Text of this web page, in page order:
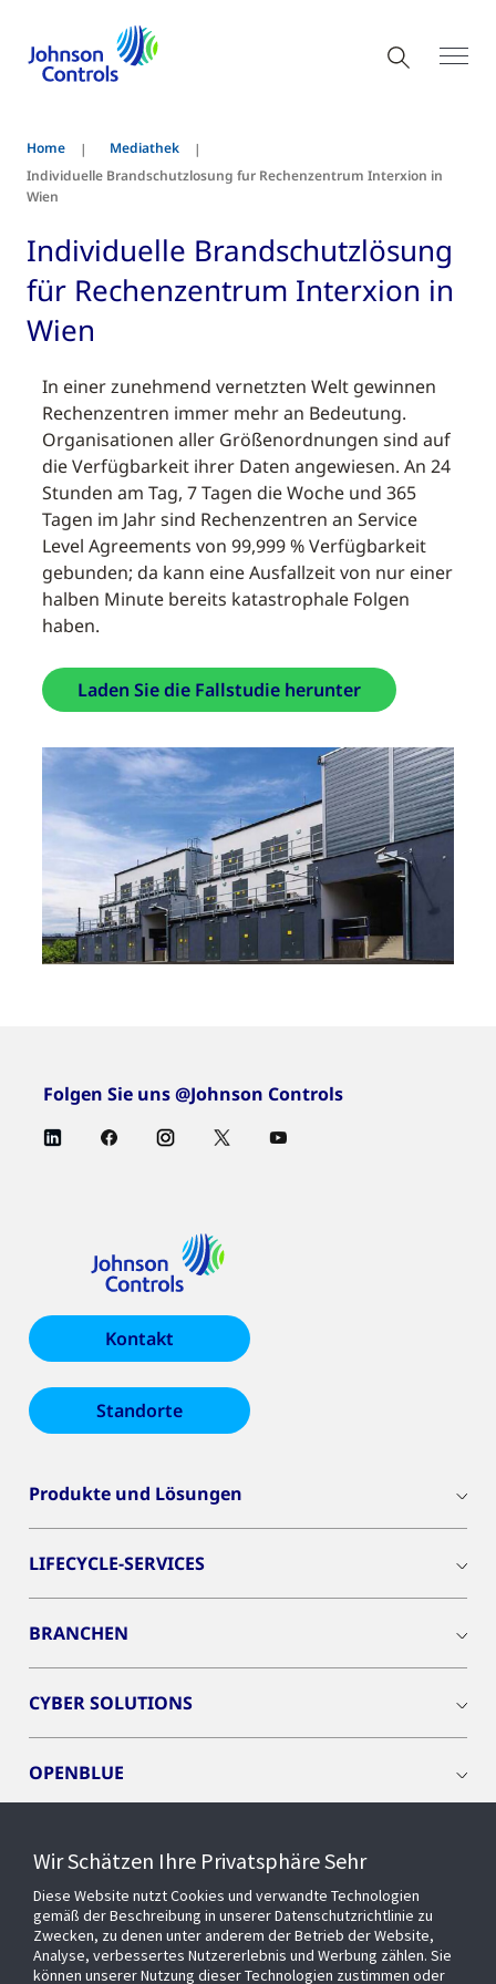
Home
Mediathek
Individuelle Brandschutzlosung fur Rechenzentrum Interxion in
Wien
Individuelle Brandschutzlösung
für Rechenzentrum Interxion in
Wien
In einer zunehmend vernetzten Welt gewinnen
Rechenzentren immer mehr an Bedeutung.
Organisationen aller Größenordnungen sind auf
die Verfügbarkeit ihrer Daten angewiesen. An 24
Stunden am Tag, 7 Tagen die Woche und 365
Tagen im Jahr sind Rechenzentren an Service
Level Agreements von 99,999 % Verfügbarkeit
gebunden; da kann eine Ausfallzeit von nur einer
halben Minute bereits katastrophale Folgen
haben.
Laden Sie die Fallstudie herunter
Folgen Sie uns @Johnson Controls
Kontakt
Standorte
Produkte und Lösungen
LIFECYCLE-SERVICES
BRANCHEN
CYBER SOLUTIONS
OPENBLUE
EVENTS
Wir Schätzen Ihre Privatsphäre Sehr
Diese Website nutzt Cookies und verwandte Technologien
gemäß der Beschreibung in unserer Datenschutzrichtlinie zu
Zwecken, zu denen unter anderem der Betrieb der Website,
Analyse, verbessertes Nutzererlebnis und Werbung zählen. Sie
können unserer Nutzung dieser Technologien zustimmen oder